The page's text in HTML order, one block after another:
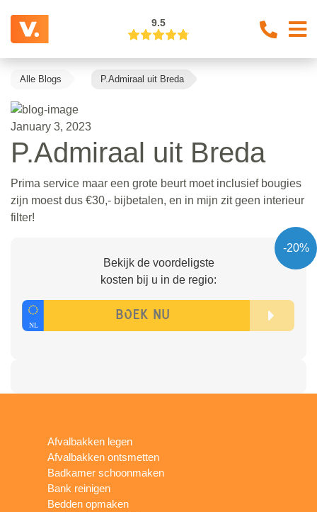
9.5
Alle Blogs P.Admiraal uit Breda
January 3, 2023
P.Admiraal uit Breda
Prima service maar een grote beurt moet inclusief bougies
zijn moest dus €30,- bijbetalen, en in mijn zit geen interieur
filter!
-20%
Bekijk de voordeligste
kosten bij u in de regio:
Afvalbakken legen
Afvalbakken ontsmetten
Badkamer schoonmaken
Bank reinigen
Bedden opmaken